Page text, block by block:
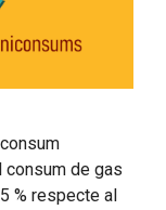
consum de gas
% respecte al